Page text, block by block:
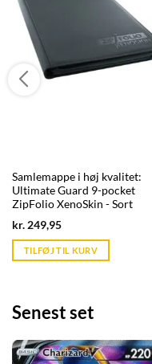
Samlemappe i høj kvalitet:
Ultimate Guard 9-pocket
ZipFolio XenoSkin - Sort
kr. 249,95Current
is:
kr. 39,95.
TILFØJ TIL KURV
Senest set